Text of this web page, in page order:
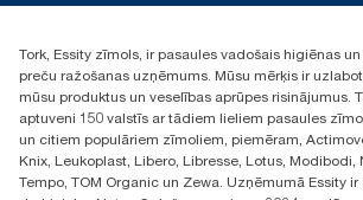
+371 29141799
Atrast izplatītāju
Ulbrokas street 19A
Riga, Latvija
LV-1028
Tork, Essity zīmols, ir pasaules vadošais higiēnas
preču ražošanas uzņēmums. Mūsu mērķis ir
mūsu produktus un veselības aprūpes risinājumus.
aptuveni 150 valstīs ar tādiem lieliem pasaules
un citiem populāriem zīmoliem, piemēram,
Knix, Leukoplast, Libero, Libresse, Lotus, Modibodi,
Tempo, TOM Organic un Zewa. Uzņēmumā Essity ir